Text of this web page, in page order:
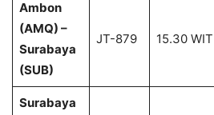
Ambon
(AMQ) –
Surabaya
(SUB)
JT-879 15.30 WIT
Surabaya